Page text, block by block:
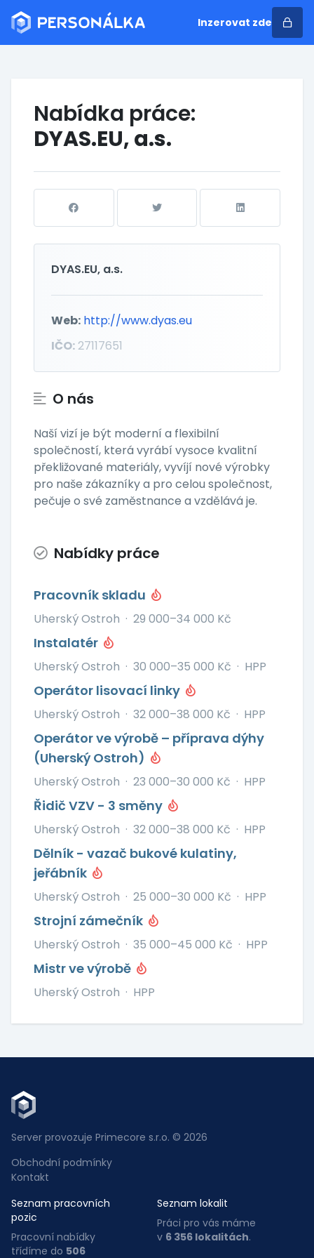
Inzerovat zde
Nabídka práce:
DYAS.EU, a.s.
O nás
Naší vizí je být moderní a flexibilní
společností, která vyrábí vysoce kvalitní
překližované materiály, vyvíjí nové výrobky
pro naše zákazníky a pro celou společnost,
pečuje o své zaměstnance a vzdělává je.
Nabídky práce
Pracovník skladu
Uherský Ostroh · 29 000–34 000 Kč
Instalatér
Uherský Ostroh · 30 000–35 000 Kč · HPP
Operátor lisovací linky
Uherský Ostroh · 32 000–38 000 Kč · HPP
Operátor ve výrobě – příprava dýhy
(Uherský Ostroh)
Uherský Ostroh · 23 000–30 000 Kč · HPP
Řidič VZV - 3 směny
Uherský Ostroh · 32 000–38 000 Kč · HPP
Dělník - vazač bukové kulatiny,
jeřábník
Uherský Ostroh · 25 000–30 000 Kč · HPP
Strojní zámečník
Uherský Ostroh · 35 000–45 000 Kč · HPP
Mistr ve výrobě
Uherský Ostroh · HPP
DYAS.EU, a.s.
Web: http://www.dyas.eu
IČO: 27117651
Server provozuje Primecore s.r.o. © 2026
Obchodní podmínky
Kontakt
Seznam pracovních
pozic
Pracovní nabídky
třídíme do 506
Seznam lokalit
Práci pro vás máme
v 6 356 lokalitách.